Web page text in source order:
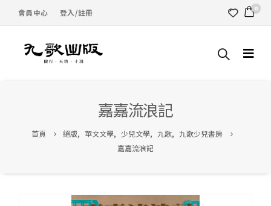
會員中心 登入/註冊 0
嘉嘉流浪記
首頁 絕版, 華文文學, 少兒文學, 九歌, 九歌少兒書房
嘉嘉流浪記